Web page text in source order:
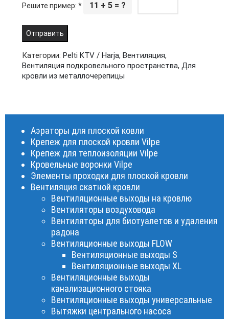
Решите пример: * 11 + 5 = ?
Категории: Pelti KTV / Harja, Вентиляция,
Вентиляция подкровельного пространства, Для
кровли из металлочерепицы
Аэраторы для плоской ковли
Крепеж для плоской кровли Vilpe
Крепеж для теплоизоляции Vilpe
Кровельные воронки Vilpe
Элементы проходки для плоской кровли
Вентиляция скатной кровли
Вентиляционные выходы на кровлю
Вентиляторы воздуховода
Вентиляторы для биотуалетов и удаления
радона
Вентиляционные выходы FLOW
Вентиляционные выходы S
Вентиляционные выходы XL
Вентиляционные выходы
канализационного стояка
Вентиляционные выходы универсальные
Вытяжки центрального насоса